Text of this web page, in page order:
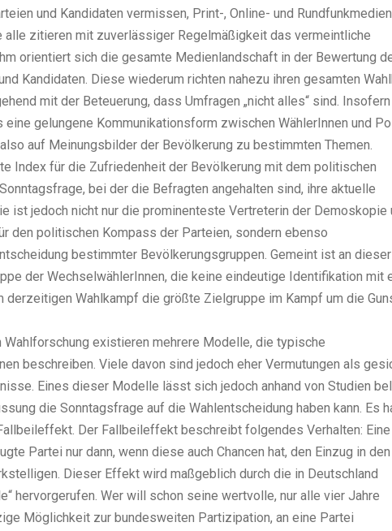
und Kandidaten vermissen, Print-, Online- und
zitieren mit zuverlässiger Regelmäßigkeit das vermeintliche
orientiert sich die gesamte Medienlandschaft in der Bewertung
Kandidaten. Diese wiederum richten nahezu ihren gesamten
mit der Beteuerung, dass Umfragen „nicht alles“ sind. Insofern
gelungene Kommunikationsform zwischen WählerInnen und
auf Meinungsbilder der Bevölkerung zu bestimmten Themen.
Index für die Zufriedenheit der Bevölkerung mit dem politischen
bei der die Befragten angehalten sind, ihre aktuelle
ist jedoch nicht nur die prominenteste Vertreterin der Demoskopie
den politischen Kompass der Parteien, sondern ebenso
bestimmter Bevölkerungsgruppen. Gemeint ist an
der WechselwählerInnen, die keine eindeutige Identifikation mit
derzeitigen Wahlkampf die größte Zielgruppe im Kampf um die
existieren mehrere Modelle, die typische
beschreiben. Viele davon sind jedoch eher Vermutungen als
Eines dieser Modelle lässt sich jedoch anhand von Studien
die Sonntagsfrage auf die Wahlentscheidung haben kann. Es
Der Fallbeileffekt beschreibt folgendes Verhalten: Eine
Partei nur dann, wenn diese auch Chancen hat, den Einzug in den
Dieser Effekt wird maßgeblich durch die in Deutschland
hervorgerufen. Wer will schon seine wertvolle, nur alle vier Jahre
Möglichkeit zur bundesweiten Partizipation, an eine Partei